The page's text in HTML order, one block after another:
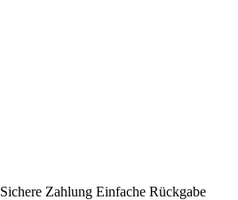
Sichere Zahlung Einfache Rückgabe